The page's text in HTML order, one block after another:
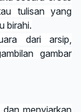
tulisan yang
birahi.
dari arsip,
gambar